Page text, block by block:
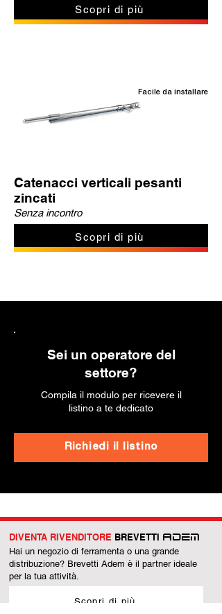
Scopri di più
Facile da installare
Catenacci verticali pesanti
zincati
Senza incontro
Scopri di più
Sei un operatore del
settore?
Compila il modulo per ricevere il
listino a te dedicato
Richiedi il listino
DIVENTA RIVENDITORE BREVETTI ADEM
Hai un negozio di ferramenta o una grande
distribuzione? Brevetti Adem è il partner ideale
per la tua attività.
Scopri di più